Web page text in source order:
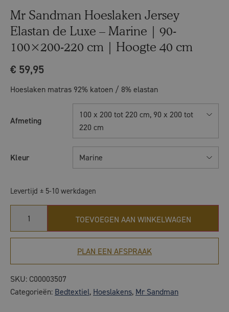
Mr Sandman Hoeslaken Jersey
Elastan de Luxe – Marine | 90-
100×200-220 cm | Hoogte 40 cm
€ 59,95
Hoeslaken matras 92% katoen / 8% elastan
Afmeting
100 x 200 tot 220 cm, 90 x 200 tot
220 cm
Kleur Marine
Levertijd ± 5-10 werkdagen
TOEVOEGEN AAN WINKELWAGEN
PLAN EEN AFSPRAAK
SKU: C00003507
Categorieën: Bedtextiel, Hoeslakens, Mr Sandman